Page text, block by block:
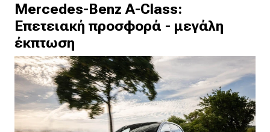
Mercedes-Benz A-Class:
Επετειακή προσφορά - μεγάλη
έκπτωση